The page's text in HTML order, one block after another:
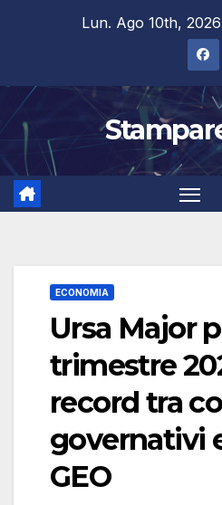
Lun. Ago 10th, 2026
ECONOMIA
Ursa Major
trimestre
record tra
governativi
GEO